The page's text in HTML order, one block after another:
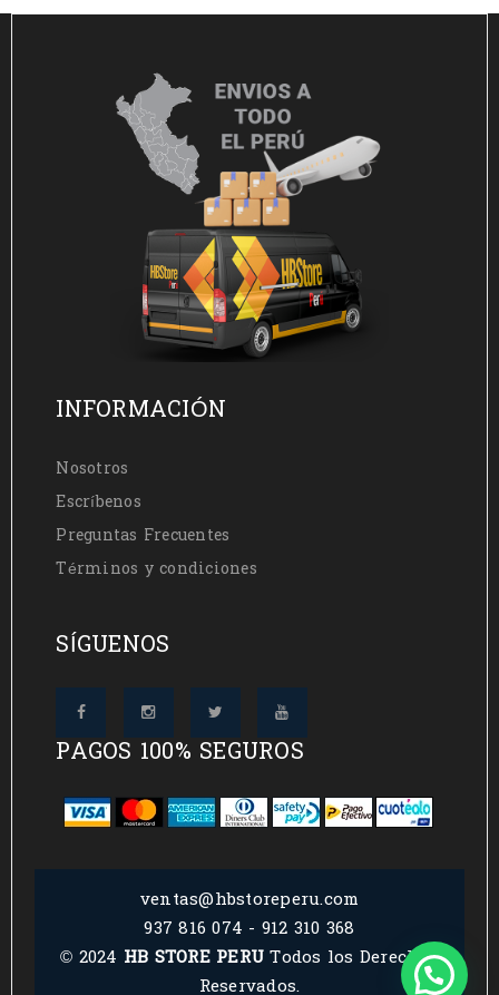
INFORMACIÓN
Nosotros
Escríbenos
Preguntas Frecuentes
Términos y condiciones
SÍGUENOS
PAGOS 100% SEGUROS
ventas@hbstoreperu.com
937 816 074 - 912 310 368
© 2024 HB STORE PERUTodos los Derechos
Reservados.